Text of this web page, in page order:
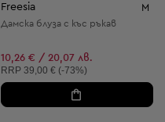
Freesia M
Дамска блуза с къс ръкав
10,26 € / 20,07 лв.
Препоръчителна цена:
RRP 39,00 € (-73%)